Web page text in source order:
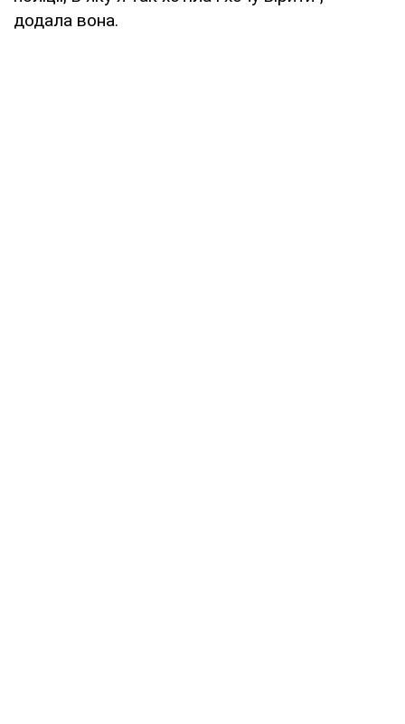
додала вона.